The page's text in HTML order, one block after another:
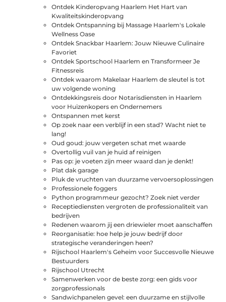
Ontdek Kinderopvang Haarlem Het Hart van
Kwaliteitskinderopvang
Ontdek Ontspanning bij Massage Haarlem's Lokale
Wellness Oase
Ontdek Snackbar Haarlem: Jouw Nieuwe Culinaire
Favoriet
Ontdek Sportschool Haarlem en Transformeer Je
Fitnessreis
Ontdek waarom Makelaar Haarlem de sleutel is tot
uw volgende woning
Ontdekkingsreis door Notarisdiensten in Haarlem
voor Huizenkopers en Ondernemers
Ontspannen met kerst
Op zoek naar een verblijf in een stad? Wacht niet te
lang!
Oud goud: jouw vergeten schat met waarde
Overtollig vuil van je huid af reinigen
Pas op: je voeten zijn meer waard dan je denkt!
Plat dak garage
Pluk de vruchten van duurzame vervoersoplossingen
Professionele foggers
Python programmeur gezocht? Zoek niet verder
Receptiediensten vergroten de professionaliteit van
bedrijven
Redenen waarom jij een driewieler moet aanschaffen
Reorganisatie: hoe help je jouw bedrijf door
strategische veranderingen heen?
Rijschool Haarlem's Geheim voor Succesvolle Nieuwe
Bestuurders
Rijschool Utrecht
Samenwerken voor de beste zorg: een gids voor
zorgprofessionals
Sandwichpanelen gevel: een duurzame en stijlvolle